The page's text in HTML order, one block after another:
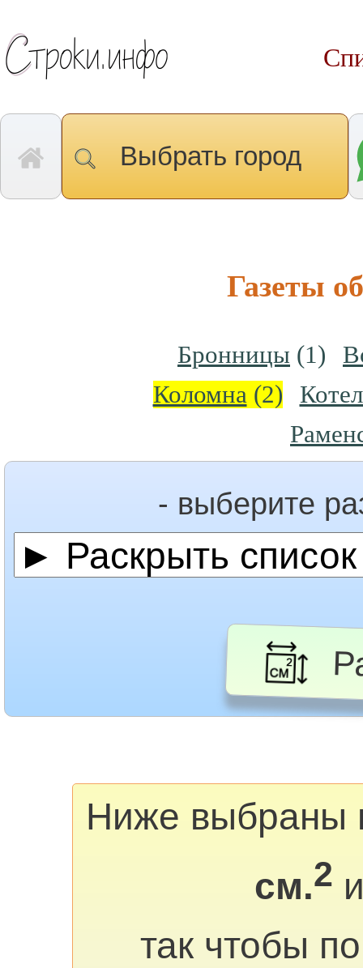
Выбрать город
Газеты
Бронницы (1)
Коломна (2)
- выберите
Ниже выбраны
см.2
так чтобы